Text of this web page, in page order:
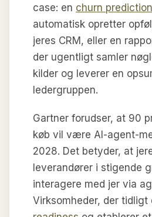
case: en churn prediction
automatisk opretter
jeres CRM, eller en
der ugentligt samler
kilder og leverer en
ledergruppen.
Gartner forudser, at 90
køb vil være AI-agent-
2028. Det betyder, at
leverandører i stigende
interagere med jer via
Virksomheder, der tidligt